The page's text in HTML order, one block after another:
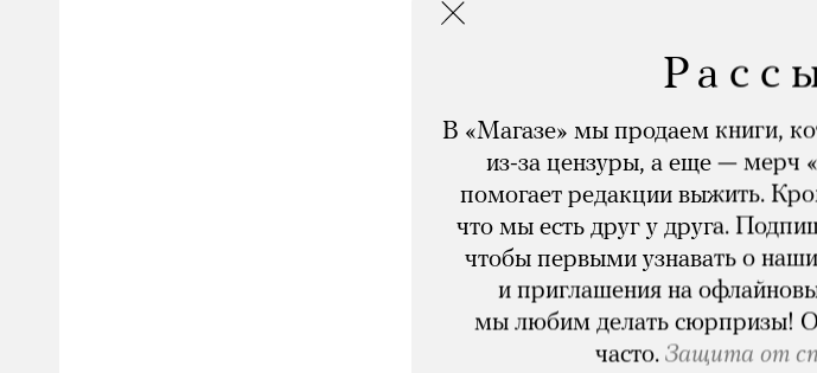
В «Магазе» мы продаем книги,
из-за цензуры, а еще — мерч
помогает редакции выжить.
что мы есть друг у друга.
чтобы первыми узнавать о
и приглашения на
мы любим делать сюрпризы!
часто. Защита от